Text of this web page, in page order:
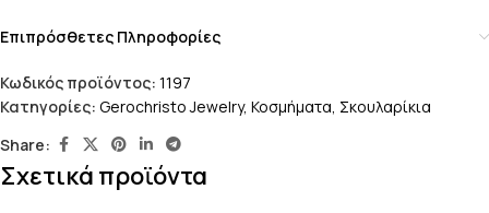
Επιπρόσθετες Πληροφορίες
Κωδικός προϊόντος: 1197
Κατηγορίες: Gerochristo Jewelry, Κοσμήματα, Σκουλαρίκια
Share:
Σχετικά προϊόντα